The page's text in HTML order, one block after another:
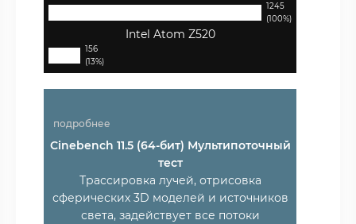
1245
(100%)
Intel Atom Z520
156
(13%)
подробнее
Cinebench 11.5 (64-бит) Мультипоточный
тест
Трассировка лучей, отрисовка
сферических 3D моделей и источников
света, задействует все потоки